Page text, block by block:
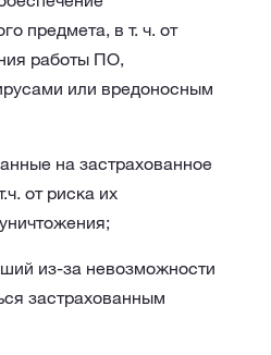
предмета, в т. ч. от
работы ПО,
или вредоносным
на застрахованное
от риска их
из-за невозможности
застрахованным